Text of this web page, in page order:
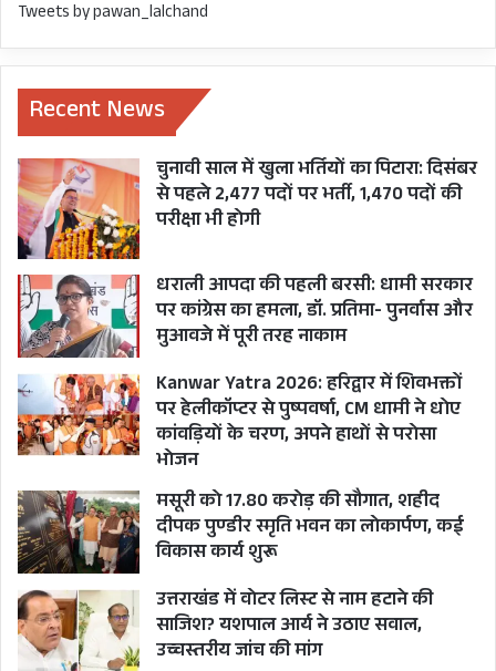
Tweets by pawan_lalchand
Recent News
चुनावी साल में खुला भर्तियों का पिटारा: दिसंबर
से पहले 2,477 पदों पर भर्ती, 1,470 पदों की
परीक्षा भी होगी
धराली आपदा की पहली बरसी: धामी सरकार
पर कांग्रेस का हमला, डॉ. प्रतिमा- पुनर्वास और
मुआवजे में पूरी तरह नाकाम
Kanwar Yatra 2026: हरिद्वार में शिवभक्तों
पर हेलीकॉप्टर से पुष्पवर्षा, CM धामी ने धोए
कांवड़ियों के चरण, अपने हाथों से परोसा
भोजन
मसूरी को 17.80 करोड़ की सौगात, शहीद
दीपक पुण्डीर स्मृति भवन का लोकार्पण, कई
विकास कार्य शुरू
उत्तराखंड में वोटर लिस्ट से नाम हटाने की
साजिश? यशपाल आर्य ने उठाए सवाल,
उच्चस्तरीय जांच की मांग